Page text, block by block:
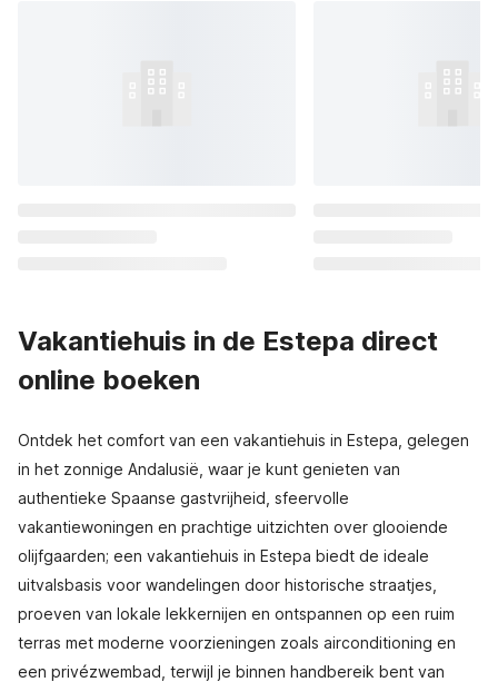
Vakantiehuis in de Estepa direct
online boeken
Ontdek het comfort van een vakantiehuis in Estepa, gelegen
in het zonnige Andalusië, waar je kunt genieten van
authentieke Spaanse gastvrijheid, sfeervolle
vakantiewoningen en prachtige uitzichten over glooiende
olijfgaarden; een vakantiehuis in Estepa biedt de ideale
uitvalsbasis voor wandelingen door historische straatjes,
proeven van lokale lekkernijen en ontspannen op een ruim
terras met moderne voorzieningen zoals airconditioning en
een privézwembad, terwijl je binnen handbereik bent van